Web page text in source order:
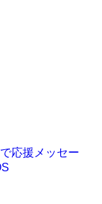
応援メッセー